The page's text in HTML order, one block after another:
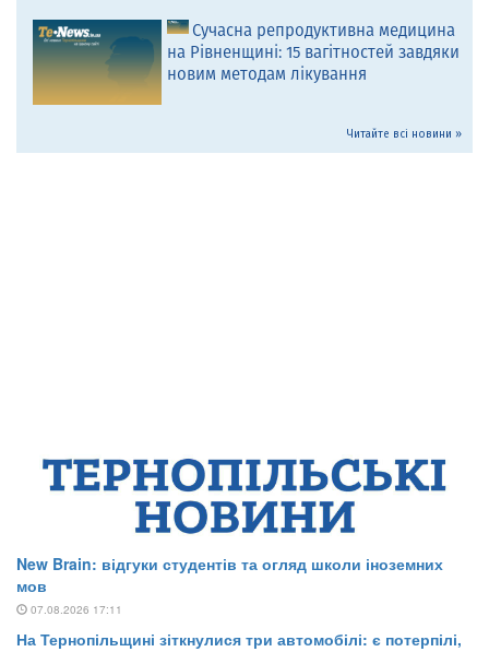
Сучасна репродуктивна медицина
на Рівненщині: 15 вагітностей завдяки
новим методам лікування
Читайте всі новини »